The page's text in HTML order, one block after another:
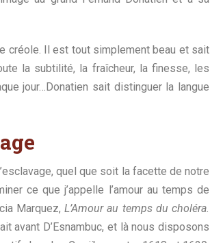
créole. Il est tout simplement beau et sait
la subtilité, la fraîcheur, la finesse, les
jour…Donatien sait distinguer la langue
quel que soit la facette de notre
ce que j’appelle l’amour au temps de
Marquez,L’Amour au temps du choléra.
avant D’Esnambuc, et là nous disposons